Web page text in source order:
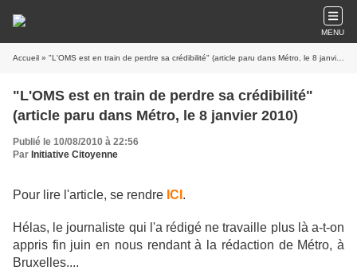
MENU
Accueil » "L'OMS est en train de perdre sa crédibilité" (article paru dans Métro, le 8 janvier 2010)
"L'OMS est en train de perdre sa crédibilité"
(article paru dans Métro, le 8 janvier 2010)
Publié le 10/08/2010 à 22:56
Par Initiative Citoyenne
Pour lire l'article, se rendre ICI .
Hélas, le journaliste qui l'a rédigé ne travaille plus là a-t-on
appris fin juin en nous rendant à la rédaction de Métro, à
Bruxelles....